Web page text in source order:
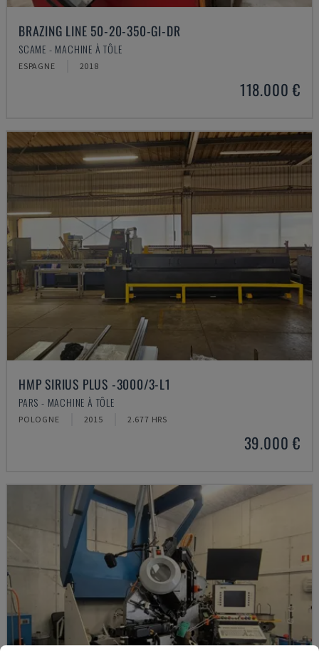
BRAZING LINE 50-20-350-GI-DR
SCAME - MACHINE À TÔLE
ESPAGNE 2018
118.000 €
HMP SIRIUS PLUS -3000/3-L1
PARS - MACHINE À TÔLE
POLOGNE 2015 2.677 HRS
39.000 €